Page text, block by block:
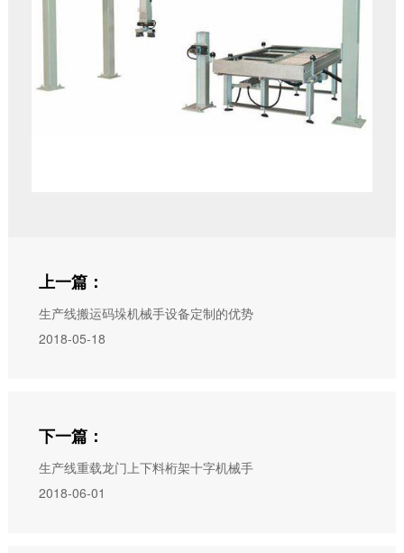
上一篇：
生产线搬运码垛机械手设备定制的优势
2018-05-18
下一篇：
生产线重载龙门上下料桁架十字机械手
2018-06-01